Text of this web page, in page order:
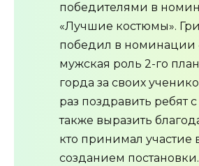
победителями в
«Лучшие костюмы».
победил в номинации
мужская роль 2-го
горда за своих
раз поздравить ребят
также выразить
кто принимал участие
созданием постановки.